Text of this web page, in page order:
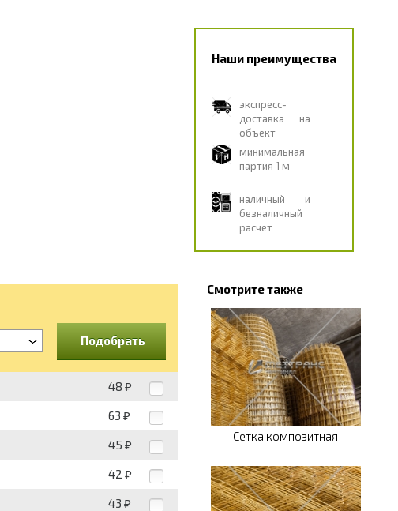
Наши преимущества
экспресс-
доставка на
объект
минимальная
партия 1 м
наличный и
безналичный
расчёт
Подобрать
48 ₽
63 ₽
45 ₽
42 ₽
43 ₽
Смотрите также
Сетка композитная